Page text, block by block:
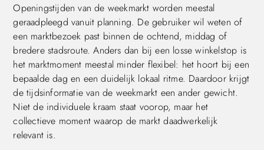
Openingstijden van de weekmarkt worden meestal
geraadpleegd vanuit planning. De gebruiker wil weten of
een marktbezoek past binnen de ochtend, middag of
bredere stadsroute. Anders dan bij een losse winkelstop is
het marktmoment meestal minder flexibel: het hoort bij een
bepaalde dag en een duidelijk lokaal ritme. Daardoor krijgt
de tijdsinformatie van de weekmarkt een ander gewicht.
Niet de individuele kraam staat voorop, maar het
collectieve moment waarop de markt daadwerkelijk
relevant is.